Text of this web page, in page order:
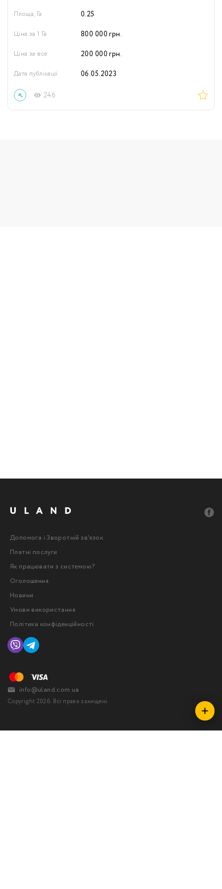
Площа, Га 0.25
Ціна за 1 Га 800 000 грн.
Ціна за все 200 000 грн.
246
Дата публікації 06.05.2023
Copyright 2026. Всі права захищені.
Допомога і Зворотній зв'язок
Платні послуги
Як працювати з системою?
Оголошення
Новини
Умови використання
Політика конфіденційності
info@uland.com.ua